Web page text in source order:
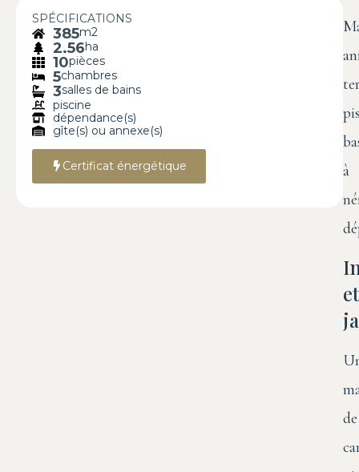
à
et
de
SPÉCIFICATIONS
385m2
2.56ha
10pièces
5chambres
3salles de bains
piscine
dépendance(s)
gîte(s) ou annexe(s)
Certificat énergétique